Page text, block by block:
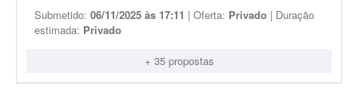
Submetido: 06/11/2025 às 17:11 | Oferta: Privado | Duração
estimada: Privado
+ 35 propostas